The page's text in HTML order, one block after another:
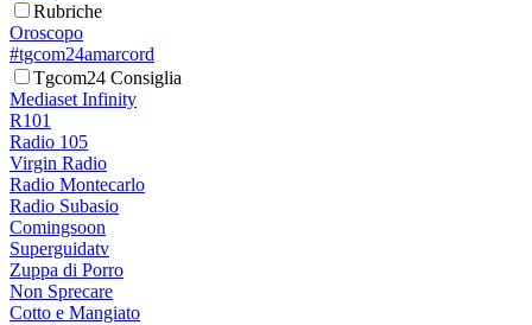
Rubriche
Oroscopo
#tgcom24amarcord
Tgcom24 Consiglia
Mediaset Infinity
R101
Radio 105
Virgin Radio
Radio Montecarlo
Radio Subasio
Comingsoon
Superguidatv
Zuppa di Porro
Non Sprecare
Cotto e Mangiato